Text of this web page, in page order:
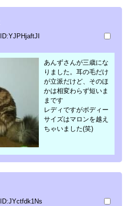
ID:YJPHjaftJI
あんずさんが三歳にな
りました。耳の毛だけ
が立派だけど、そのほ
かは相変わらず短いま
まです
レディですがボディー
サイズはマロンを越え
ちゃいました(笑)
ID:JYctfdk1Ns